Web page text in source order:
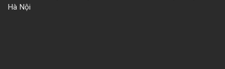
Hà Nội